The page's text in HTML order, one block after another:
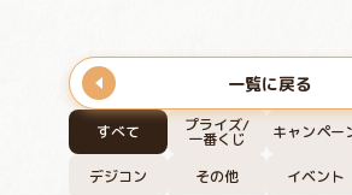
すべて プライズ/
一番くじ キャンペー
デジコン その他 イベント
一覧に戻る